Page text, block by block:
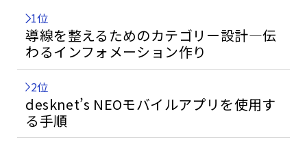
1位
導線を整えるためのカテゴリー設計—伝
わるインフォメーション作り
2位
desknet’s NEOモバイルアプリを使用す
る手順